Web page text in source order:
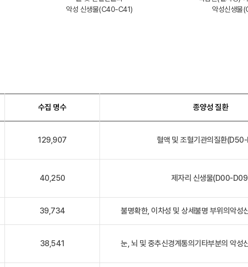
악성 신생물(C40-C41)
악성신생물
수집 명수 종양성 질환
129,907 혈액 및 조혈기관의질환
40,250 제자리 신생물(D00-
39,734 불명확한, 이차성 및 상세불명 부위의악
38,541 눈, 뇌 및 중추신경계통의기타부분의 악